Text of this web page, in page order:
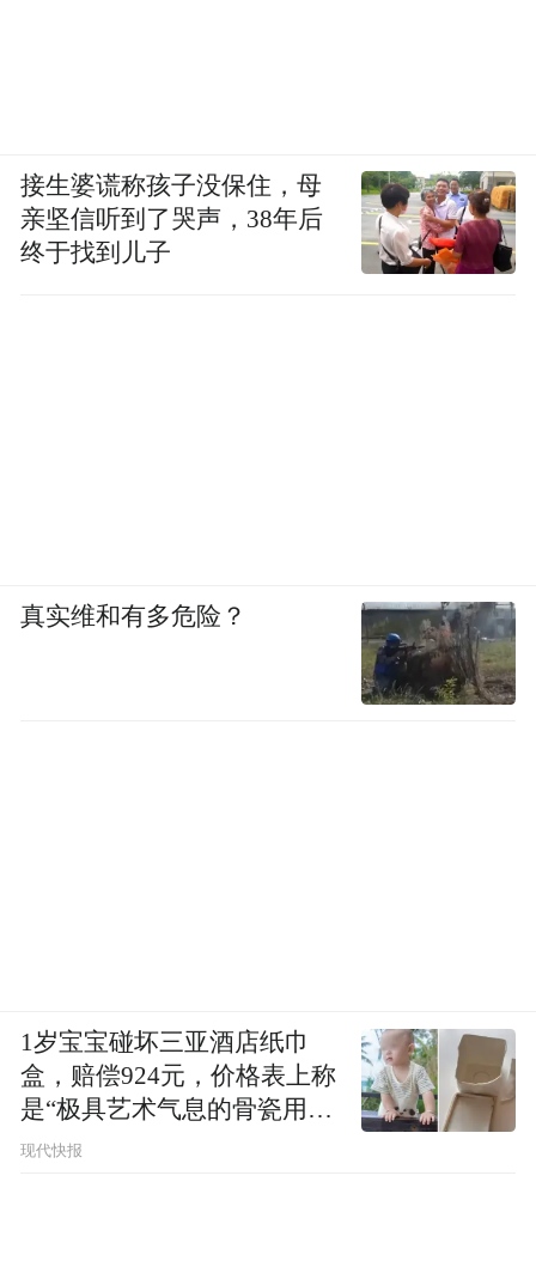
接生婆谎称孩子没保住，母
亲坚信听到了哭声，38年后
终于找到儿子
真实维和有多危险？
1岁宝宝碰坏三亚酒店纸巾
盒，赔偿924元，价格表上称
是“极具艺术气息的骨瓷用
品”
现代快报